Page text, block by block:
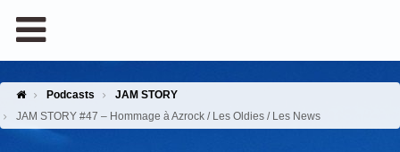
Podcasts
JAM STORY
JAM STORY #47 – Hommage à Azrock / Les Oldies / Les News